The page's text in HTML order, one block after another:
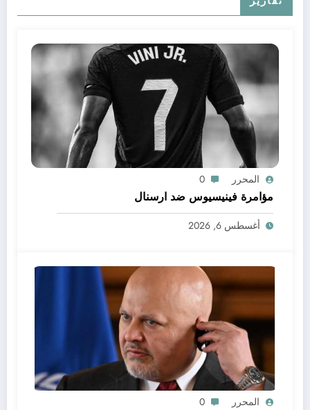
المحرر 0
مؤامرة فينيسيوس ضد ارسنال
أغسطس 6, 2026
المحرر 0